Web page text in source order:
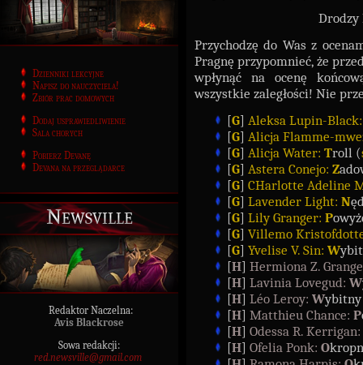
Dzienniki lekcyjne
Napisz do nauczyciela!
Zbiór prac domowych
Dodaj usprawiedliwienie
Sala chorych
Pobierz Devanę
Devana na przeglądarce
Newsville
Redaktor Naczelna:
Avis Blackrose
Sowa redakcji:
red.newsville@gmail.com
Drodzy
Przychodzę do Was z
Pragnę przypomnieć, że
wpłynąć na ocenę
wszystkie zaległości! Nie
[G] Aleksa Lupin-
[G] Alicja Flamme-
[G] Alicja Water: Troll (
[G] Astera Conejo: Z
[G] CHarlotte Adeline
[G] Lavender Light: N
[G] Lily Granger: P
[G] Villemo
[G] Yvelise V. Sin: W
[H] Hermiona Z.
[H] Lavinia Lovegud: W
[H] Léo Leroy: W
[H] Matthieu Chance: P
[H] Odessa R. Kerrigan:
[H] Ofelia Ponk: O